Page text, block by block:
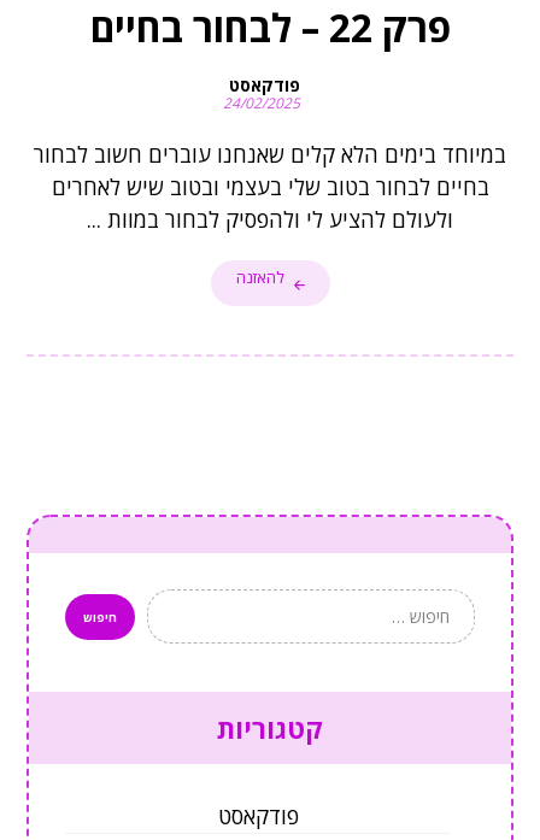
פרק 22 – לבחור בחיים
פודקאסט
24/02/2025
במיוחד בימים הלא קלים שאנחנו עוברים חשוב לבחור
בחיים לבחור בטוב שלי בעצמי ובטוב שיש לאחרים
ולעולם להציע לי ולהפסיק לבחור במוות ...
להאזנה
קטגוריות
פודקאסט